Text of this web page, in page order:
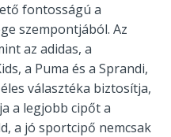
fontosságú a
szempontjából. Az
az adidas, a
a Puma és a Sprandi,
választéka biztosítja,
a legjobb cipőt a
a jó sportcipő nemcsak